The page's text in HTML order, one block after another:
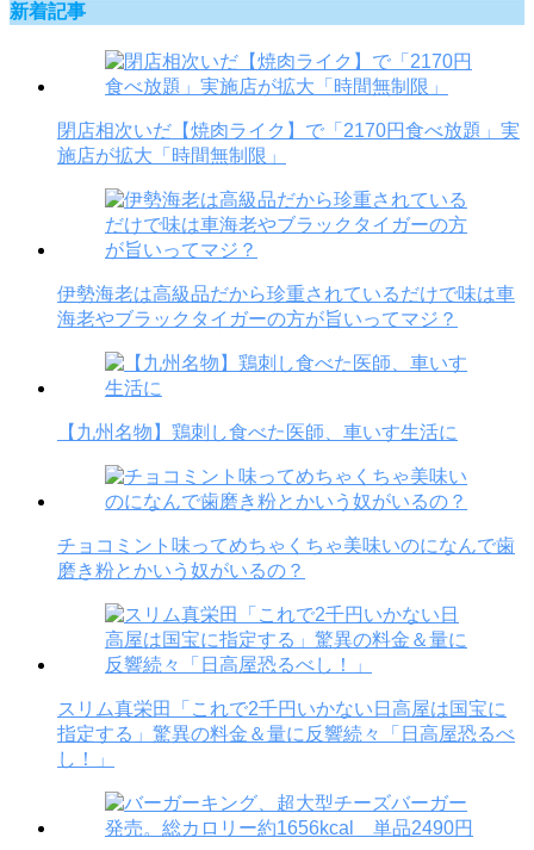
新着記事
閉店相次いだ【焼肉ライク】で「2170円食べ放題」実
施店が拡大「時間無制限」
伊勢海老は高級品だから珍重されているだけで味は車
海老やブラックタイガーの方が旨いってマジ？
【九州名物】鶏刺し食べた医師、車いす生活に
チョコミント味ってめちゃくちゃ美味いのになんで歯
磨き粉とかいう奴がいるの？
スリム真栄田「これで2千円いかない日高屋は国宝に
指定する」驚異の料金＆量に反響続々「日高屋恐るべ
し！」